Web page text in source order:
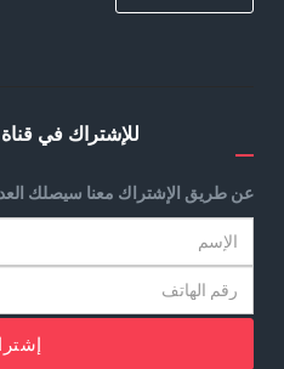
للإشتراك في
عن طريق الإشتراك معنا سيصلك